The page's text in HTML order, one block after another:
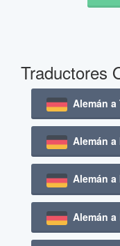
Traductores
Alemán a
Alemán
Alemán
Alemán